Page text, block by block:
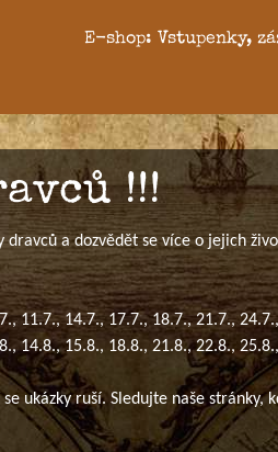
E-shop: Vstupenky,
!!!
a dozvědět se více o jejich
11.7., 14.7., 17.7., 18.7., 21.7.,
14.8., 15.8., 18.8., 21.8., 22.8.,
ukázky ruší. Sledujte naše